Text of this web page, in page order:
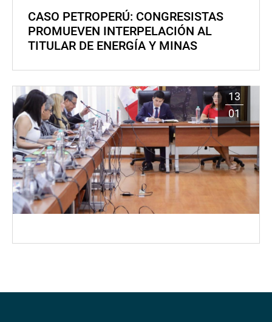
CASO PETROPERÚ: CONGRESISTAS
PROMUEVEN INTERPELACIÓN AL
TITULAR DE ENERGÍA Y MINAS
13
01